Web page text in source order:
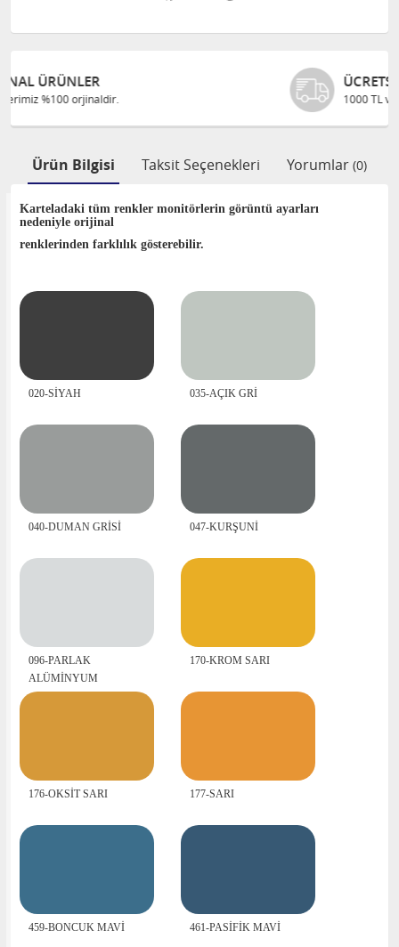
1000 TL ve üzeri alışverişlerinizde
Ürün Bilgisi Taksit Seçenekleri Yorumlar (0)
Karteladaki tüm renkler monitörlerin görüntü ayarları
nedeniyle orijinal
renklerinden farklılık gösterebilir.
020-SİYAH 035-AÇIK GRİ
040-DUMAN GRİSİ 047-KURŞUNİ
096-PARLAK
ALÜMİNYUM
170-KROM SARI
176-OKSİT SARI 177-SARI
459-BONCUK MAVİ 461-PASİFİK MAVİ